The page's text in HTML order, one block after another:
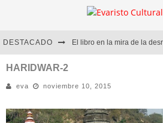
DESTACADO
Diego Meret | Hotel Acapulco
Alejandra Correa | La nieve
HARIDWAR-2
eva noviembre 10, 2015